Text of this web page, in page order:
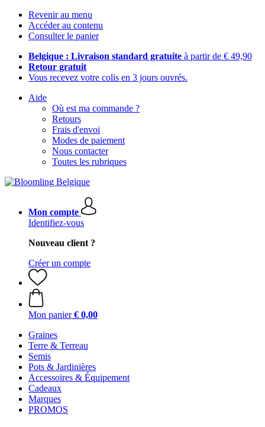
Revenir au menu
Accéder au contenu
Consulter le panier
Belgique : Livraison standard gratuite à partir de € 49,90
Retour gratuit
Vous recevez votre colis en 3 jours ouvrés.
Aide
Où est ma commande ?
Retours
Frais d'envoi
Modes de paiement
Nous contacter
Toutes les rubriques
Mon compte
Identifiez-vous
Nouveau client ?
Créer un compte
Mon panier € 0,00
Graines
Terre & Terreau
Semis
Pots & Jardinières
Accessoires & Équipement
Cadeaux
Marques
PROMOS